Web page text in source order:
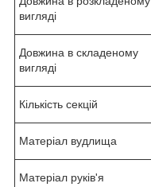
вигляді
Довжина в складеному
вигляді
Кількість секцій
Матеріал вудлища
Матеріал руків'я